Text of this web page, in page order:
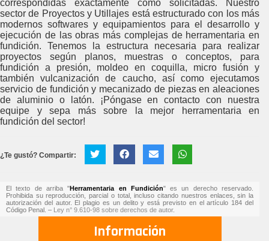
correspondidas exactamente como solicitadas. Nuestro
sector de Proyectos y Utillajes está estructurado con los más
modernos softwares y equipamientos para el desarrollo y
ejecución de las obras más complejas de herramentaria en
fundición. Tenemos la estructura necesaria para realizar
proyectos según planos, muestras o conceptos, para
fundición a presión, moldeo en coquilla, micro fusión y
también vulcanización de caucho, así como ejecutamos
servicio de fundición y mecanizado de piezas en aleaciones
de aluminio o latón. ¡Póngase en contacto con nuestra
equipe y sepa más sobre la mejor herramentaria en
fundición del sector!
¿Te gustó? Compartir:
El texto de arriba "Herramentaria en Fundición" es un derecho reservado.
Prohibida su reproducción, parcial o total, incluso citando nuestros enlaces, sin la
autorización del autor. El plagio es un delito y está previsto en el artículo 184 del
Código Penal. – Ley n° 9.610-98 sobre derechos de autor.
Información